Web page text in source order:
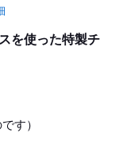
を使った特製チ
す）